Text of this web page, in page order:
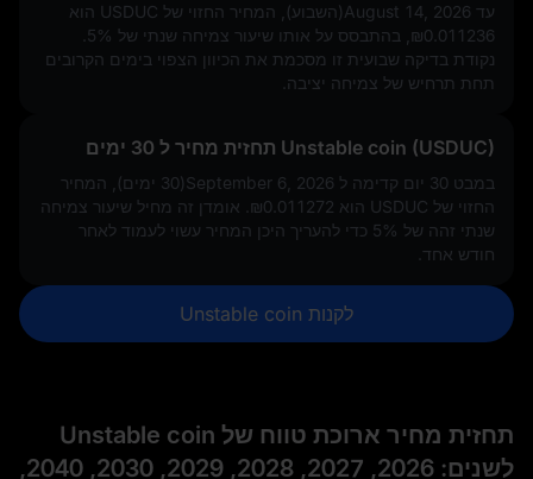
עד August 14, 2026(השבוע), המחיר החזוי של USDUC הוא
₪0.011236 , בהתבסס על אותו שיעור צמיחה שנתי של 5%
נקודת בדיקה שבועית זו מסכמת את הכיוון הצפוי בימים הקרובים
תחת תרחיש של צמיחה יציבה.
Unstable coin (USDUC) תחזית מחיר ל 30 ימים
במבט 30 יום קדימה ל September 6, 2026(30 ימים), המחיר
החזוי של USDUC הוא
₪0.011272 . אומדן זה מחיל שיעור צמיחה
שנתי זהה של 5% כדי להעריך היכן המחיר עשוי לעמוד לאחר
חודש אחד.
לקנות Unstable coin
תחזית מחיר ארוכת טווח של Unstable coin
לשנים: 2026, 2027, 2028, 2029, 2030, 2040,